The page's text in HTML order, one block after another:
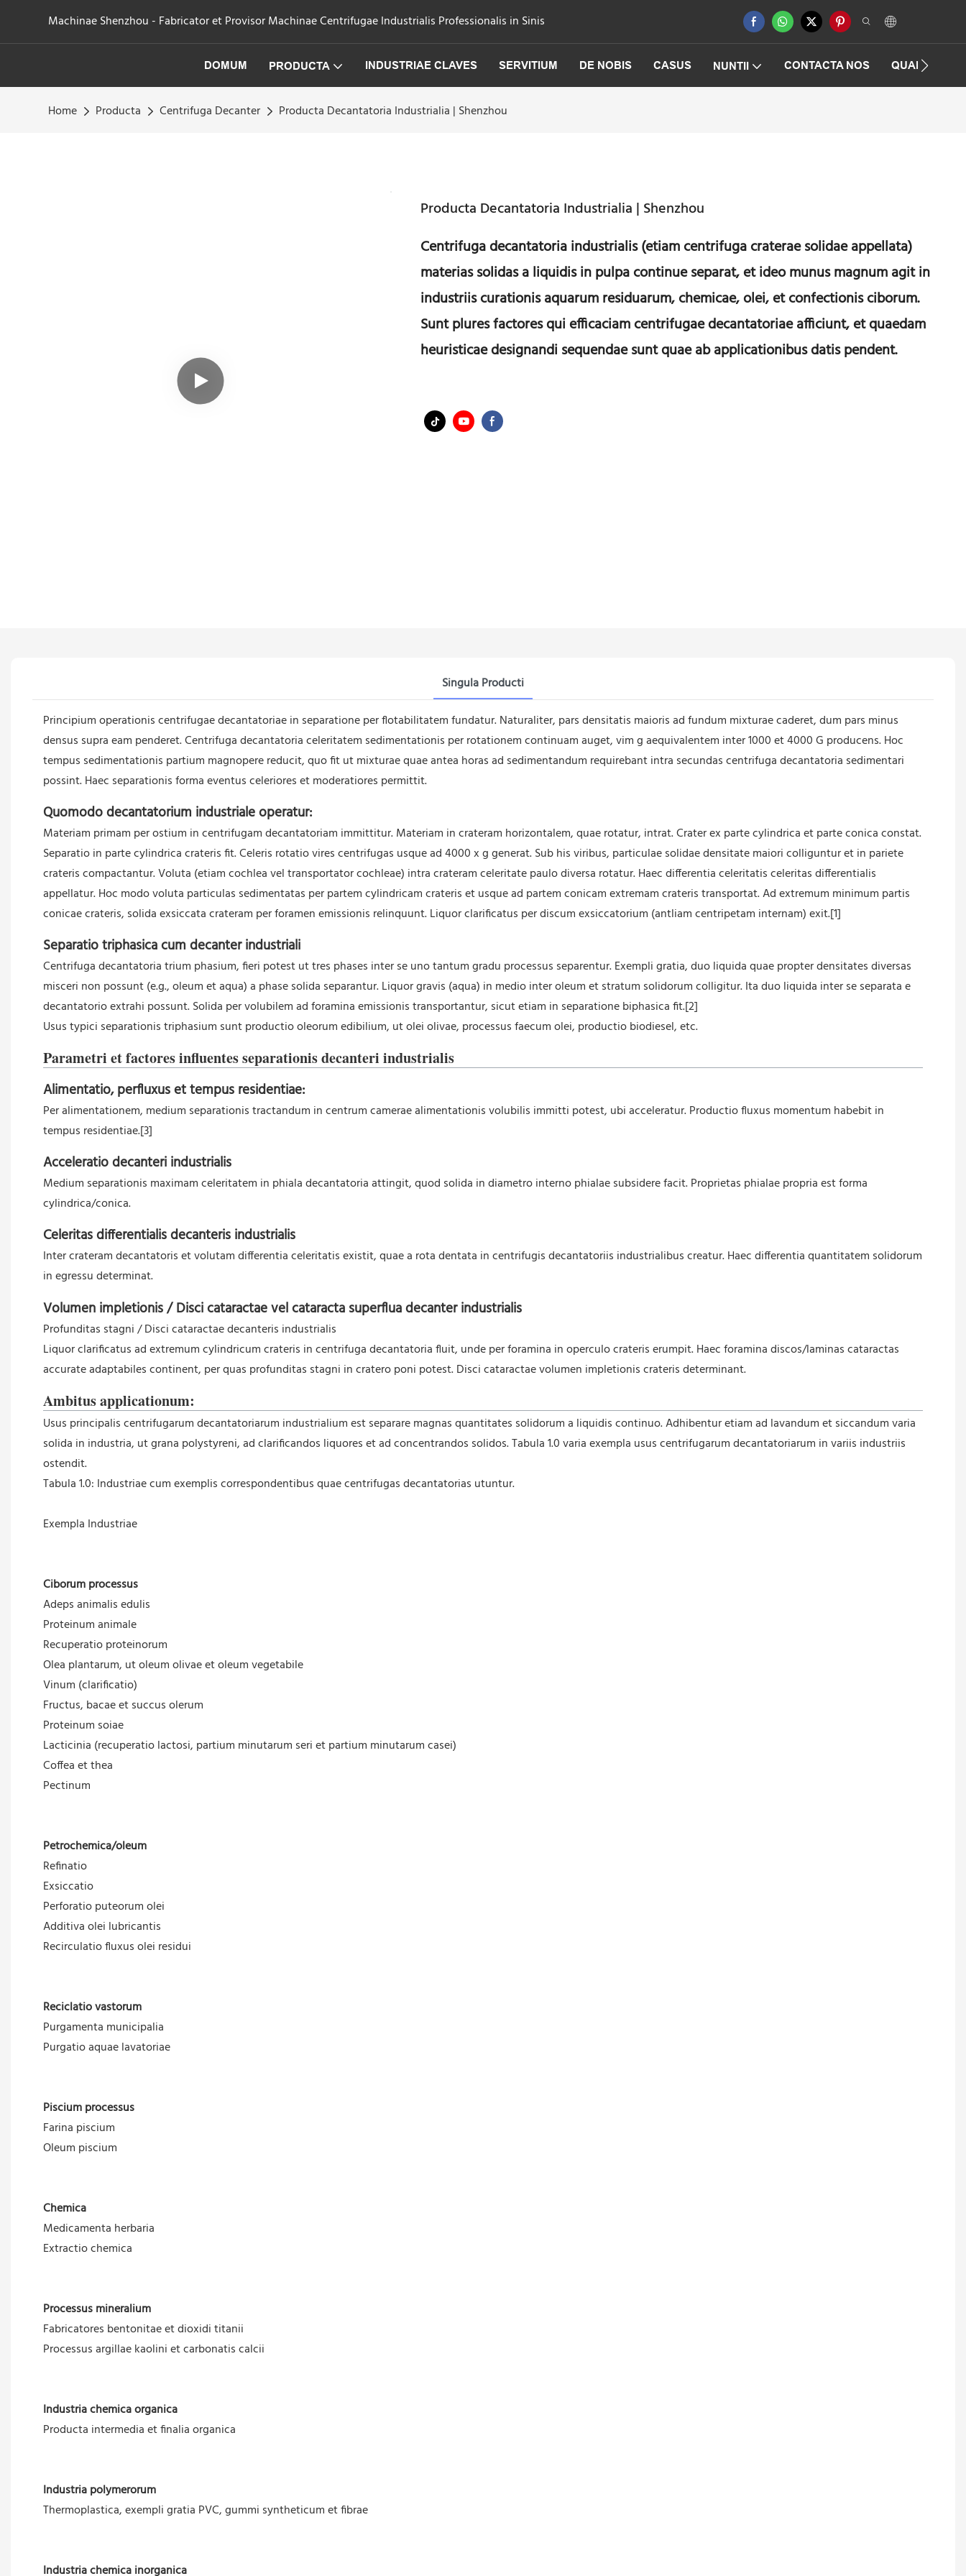
Machinae Shenzhou - Fabricator et Provisor Machinae Centrifugae Industrialis Professionalis in Sinis
DOMUM PRODUCTA INDUSTRIAE CLAVES SERVITIUM DE NOBIS CASUS NUNTII CONTACTA NOS
Home Producta Centrifuga Decanter Producta Decantatoria Industrialia | Shenzhou
Producta Decantatoria Industrialia | Shenzhou
Centrifuga decantatoria industrialis (etiam centrifuga craterae solidae appellata)
materias solidas a liquidis in pulpa continue separat, et ideo munus magnum agit in
industriis curationis aquarum residuarum, chemicae, olei, et confectionis ciborum.
Sunt plures factores qui efficaciam centrifugae decantatoriae afficiunt, et quaedam
heuristicae designandi sequendae sunt quae ab applicationibus datis pendent.
Singula Producti
Principium operationis centrifugae decantatoriae in separatione per flotabilitatem fundatur. Naturaliter, pars densitatis maioris ad fundum mixturae caderet, dum pars minus
densus supra eam penderet. Centrifuga decantatoria celeritatem sedimentationis per rotationem continuam auget, vim g aequivalentem inter 1000 et 4000 G producens. Hoc
tempus sedimentationis partium magnopere reducit, quo fit ut mixturae quae antea horas ad sedimentandum requirebant intra secundas centrifuga decantatoria sedimentari
possint. Haec separationis forma eventus celeriores et moderatiores permittit.
Quomodo decantatorium industriale operatur:
Materiam primam per ostium in centrifugam decantatoriam immittitur. Materiam in crateram horizontalem, quae rotatur, intrat. Crater ex parte cylindrica et parte conica constat.
Separatio in parte cylindrica crateris fit. Celeris rotatio vires centrifugas usque ad 4000 x g generat. Sub his viribus, particulae solidae densitate maiori colliguntur et in pariete
crateris compactantur. Voluta (etiam cochlea vel transportator cochleae) intra crateram celeritate paulo diversa rotatur. Haec differentia celeritatis celeritas differentialis
appellatur. Hoc modo voluta particulas sedimentatas per partem cylindricam crateris et usque ad partem conicam extremam crateris transportat. Ad extremum minimum partis
conicae crateris, solida exsiccata crateram per foramen emissionis relinquunt. Liquor clarificatus per discum exsiccatorium (antliam centripetam internam) exit.[1]
Separatio triphasica cum decanter industriali
Centrifuga decantatoria trium phasium, fieri potest ut tres phases inter se uno tantum gradu processus separentur. Exempli gratia, duo liquida quae propter densitates diversas
misceri non possunt (e.g., oleum et aqua) a phase solida separantur. Liquor gravis (aqua) in medio inter oleum et stratum solidorum colligitur. Ita duo liquida inter se separata e
decantatorio extrahi possunt. Solida per volubilem ad foramina emissionis transportantur, sicut etiam in separatione biphasica fit.[2]
Usus typici separationis triphasium sunt productio oleorum edibilium, ut olei olivae, processus faecum olei, productio biodiesel, etc.
Parametri et factores influentes separationis decanteri industrialis
Alimentatio, perfluxus et tempus residentiae:
Per alimentationem, medium separationis tractandum in centrum camerae alimentationis volubilis immitti potest, ubi acceleratur. Productio fluxus momentum habebit in
tempus residentiae.[3]
Acceleratio decanteri industrialis
Medium separationis maximam celeritatem in phiala decantatoria attingit, quod solida in diametro interno phialae subsidere facit. Proprietas phialae propria est forma
cylindrica/conica.
Celeritas differentialis decanteris industrialis
Inter crateram decantatoris et volutam differentia celeritatis existit, quae a rota dentata in centrifugis decantatoriis industrialibus creatur. Haec differentia quantitatem solidorum
in egressu determinat.
Volumen impletionis / Disci cataractae vel cataracta superflua decanter industrialis
Profunditas stagni / Disci cataractae decanteris industrialis
Liquor clarificatus ad extremum cylindricum crateris in centrifuga decantatoria fluit, unde per foramina in operculo crateris erumpit. Haec foramina discos/laminas cataractas
accurate adaptabiles continent, per quas profunditas stagni in cratero poni potest. Disci cataractae volumen impletionis crateris determinant.
Ambitus applicationum:
Usus principalis centrifugarum decantatoriarum industrialium est separare magnas quantitates solidorum a liquidis continuo. Adhibentur etiam ad lavandum et siccandum varia
solida in industria, ut grana polystyreni, ad clarificandos liquores et ad concentrandos solidos. Tabula 1.0 varia exempla usus centrifugarum decantatoriarum in variis industriis
ostendit.
Tabula 1.0: Industriae cum exemplis correspondentibus quae centrifugas decantatorias utuntur.
Exempla Industriae
Ciborum processus
Adeps animalis edulis
Proteinum animale
Recuperatio proteinorum
Olea plantarum, ut oleum olivae et oleum vegetabile
Vinum (clarificatio)
Fructus, bacae et succus olerum
Proteinum soiae
Lacticinia (recuperatio lactosi, partium minutarum seri et partium minutarum casei)
Coffea et thea
Pectinum
Petrochemica/oleum
Refinatio
Exsiccatio
Perforatio puteorum olei
Additiva olei lubricantis
Recirculatio fluxus olei residui
Reciclatio vastorum
Purgamenta municipalia
Purgatio aquae lavatoriae
Piscium processus
Farina piscium
Oleum piscium
Chemica
Medicamenta herbaria
Extractio chemica
Processus mineralium
Fabricatores bentonitae et dioxidi titanii
Processus argillae kaolini et carbonatis calcii
Industria chemica organica
Producta intermedia et finalia organica
Industria polymerorum
Thermoplastica, exempli gratia PVC, gummi syntheticum et fibrae
Industria chemica inorganica